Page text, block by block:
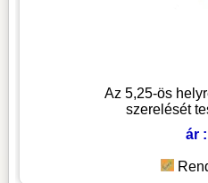
Az 5,25-ös
szerelését
ár